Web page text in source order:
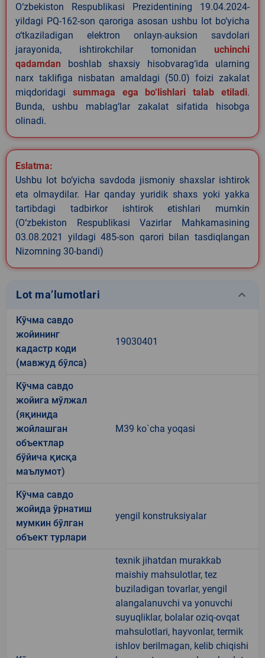
O‘zbekiston Respublikasi Prezidentining 19.04.2024-
yildagi PQ-162-son qaroriga asosan ushbu lot bo‘yicha
o‘tkaziladigan elektron onlayn-auksion savdolari
jarayonida, ishtirokchilar tomonidan uchinchi
qadamdan boshlab shaxsiy hisobvarag‘ida ularning
narx taklifiga nisbatan amaldagi (50.0) foizi zakalat
miqdoridagi summaga ega bo‘lishlari talab etiladi.
Bunda, ushbu mablag‘lar zakalat sifatida hisobga
olinadi.
Eslatma:
Ushbu lot bo‘yicha savdoda jismoniy shaxslar ishtirok
eta olmaydilar. Har qanday yuridik shaxs yoki yakka
tartibdagi tadbirkor ishtirok etishlari mumkin
(O‘zbekiston Respublikasi Vazirlar Mahkamasining
03.08.2021 yildagi 485-son qarori bilan tasdiqlangan
Nizomning 30-bandi)
Lot ma’lumotlari keyboard_arrow_down
Кўчма савдо
жойининг
кадастр коди
(мавжуд бўлса)
19030401
Кўчма савдо
жойига мўлжал
(яқинида
жойлашган
объектлар
бўйича қисқа
маълумот)
M39 ko`cha yoqasi
Кўчма савдо
жойида ўрнатиш
мумкин бўлган
объект турлари
yengil konstruksiyalar
texnik jihatdan murakkab
maishiy mahsulotlar, tez
buziladigan tovarlar, yengil
alangalanuvchi va yonuvchi
suyuqliklar, bolalar oziq-ovqat
mahsulotlari, hayvonlar, termik
ishlov berilmagan, kelib chiqishi